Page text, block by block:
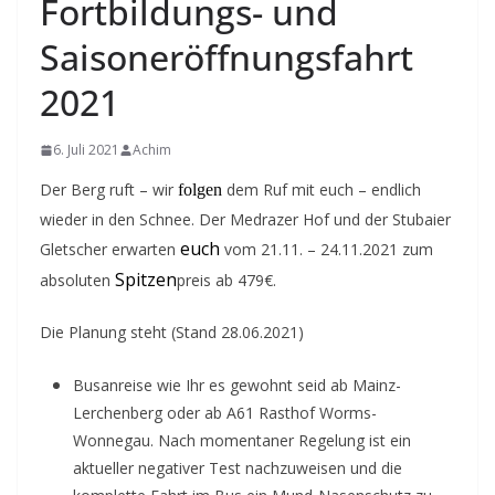
Fortbildungs- und
Saisoneröffnungsfahrt
2021
6. Juli 2021 Achim
Der Berg ruft – wir folgen dem Ruf mit euch – endlich
wieder in den Schnee. Der Medrazer Hof und der Stubaier
Gletscher erwarten euch vom 21.11. – 24.11.2021 zum
absoluten Spitzenpreis ab 479€.
Die Planung steht (Stand 28.06.2021)
Busanreise wie Ihr es gewohnt seid ab Mainz-
Lerchenberg oder ab A61 Rasthof Worms-
Wonnegau. Nach momentaner Regelung ist ein
aktueller negativer Test nachzuweisen und die